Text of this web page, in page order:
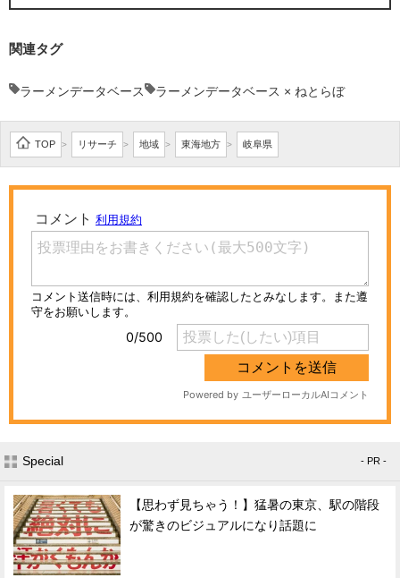
関連タグ
ラーメンデータベース ラーメンデータベース × ねとらぼ
TOP > リサーチ > 地域 > 東海地方 > 岐阜県
Special - PR -
【思わず見ちゃう！】猛暑の東京、駅の階段
が驚きのビジュアルになり話題に